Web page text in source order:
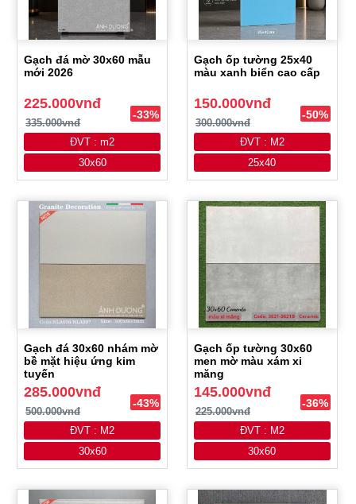
Gạch đá mờ 30x60 mẫu
mới 2026
225.000vnđ
335.000vnđ
-33%
ĐVT : m2
30x60
Gạch ốp tường 25x40
màu xanh biển cao cấp
150.000vnđ
300.000vnđ
-50%
ĐVT : M2
25x40
Gạch đá 30x60 nhám mờ
bề mặt hiệu ứng kim
tuyến
285.000vnđ
500.000vnđ
-43%
ĐVT : M2
30x60
Gạch ốp tường 30x60
men mờ màu xám xi
măng
145.000vnđ
225.000vnđ
-36%
ĐVT : M2
30x60